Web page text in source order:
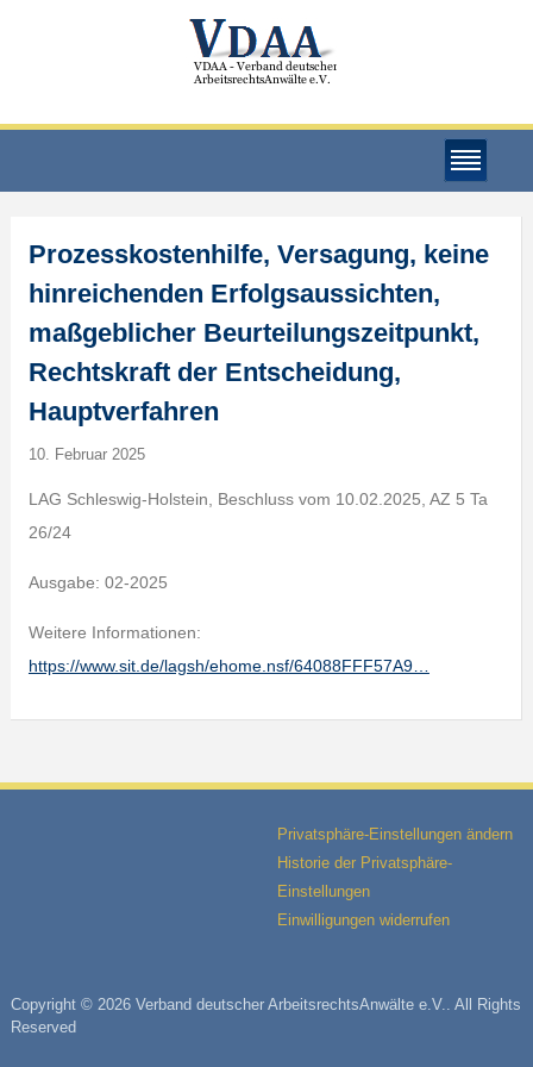
Prozesskostenhilfe, Versagung, keine
hinreichenden Erfolgsaussichten,
maßgeblicher Beurteilungszeitpunkt,
Rechtskraft der Entscheidung,
Hauptverfahren
10. Februar 2025
LAG Schleswig-Holstein, Beschluss vom 10.02.2025, AZ 5 Ta
26/24
Ausgabe: 02-2025
Weitere Informationen:
https://www.sit.de/lagsh/ehome.nsf/64088FFF57A9…
Privatsphäre-Einstellungen ändern
Historie der Privatsphäre-
Einstellungen
Einwilligungen widerrufen
Copyright © 2026 Verband deutscher ArbeitsrechtsAnwälte e.V.. All Rights
Reserved